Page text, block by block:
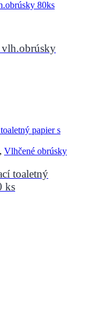
vlh.obrúsky
, Vlhčené obrúsky
toaletný
ks